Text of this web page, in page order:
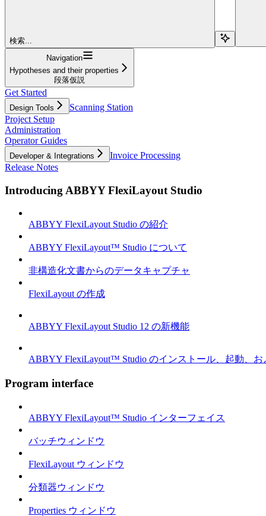
検索...
Navigation
Hypotheses and their properties
段落仮説
Get Started
Design Tools
Scanning Station
Project Setup
Administration
Operator Guides
Developer & Integrations
Invoice Processing
Release Notes
Introducing ABBYY FlexiLayout Studio
ABBYY FlexiLayout Studio の紹介
ABBYY FlexiLayout™ Studio について
非構造化文書からのデータキャプチャ
FlexiLayout の作成
ABBYY FlexiLayout Studio 12 の新機能
ABBYY FlexiLayout™ Studio のインストール、起動、お
Program interface
ABBYY FlexiLayout™ Studio インターフェイス
バッチウィンドウ
FlexiLayout ウィンドウ
分類器ウィンドウ
Properties ウィンドウ